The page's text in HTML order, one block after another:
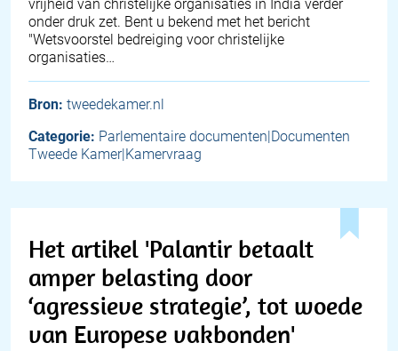
vrijheid van christelijke organisaties in India verder
onder druk zet. Bent u bekend met het bericht
"Wetsvoorstel bedreiging voor christelijke
organisaties…
Bron: tweedekamer.nl
Categorie: Parlementaire documenten|Documenten
Tweede Kamer|Kamervraag
Het artikel 'Palantir betaalt
amper belasting door
‘agressieve strategie’, tot woede
van Europese vakbonden'